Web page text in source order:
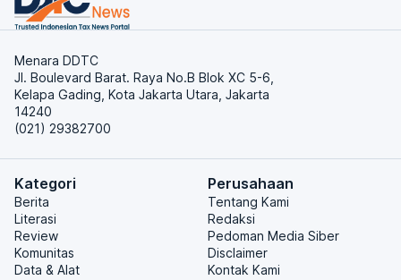
Menara DDTC
Jl. Boulevard Barat. Raya No.B Blok XC 5-6,
Kelapa Gading, Kota Jakarta Utara, Jakarta
14240
(021) 29382700
Kategori
Berita
Literasi
Review
Komunitas
Data & Alat
Perusahaan
Tentang Kami
Redaksi
Pedoman Media Siber
Disclaimer
Kontak Kami